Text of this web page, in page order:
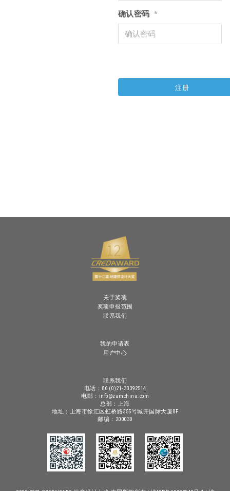
确认密码 *
关于奖项
奖项申报范围
联系我们
我的申请表
用户中心
联系我们
电话：86 (0)21-33392514
电邮：info@zamchina.com
总部：上海
地址：上海市徐汇区虹桥路355号城开国际大厦8F
邮编：200030